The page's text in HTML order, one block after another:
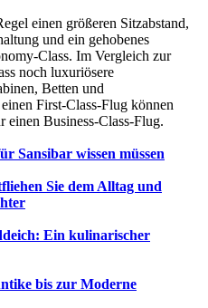
einen größeren Sitzabstand,
und ein gehobenes
Class. Im Vergleich zur
noch luxuriösere
Betten und
First-Class-Flug können
einen Business-Class-Flug.
Sansibar wissen müssen
Sie dem Alltag und
Ein kulinarischer
bis zur Moderne